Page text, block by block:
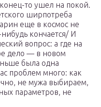
то ушел на покой.
ширпотреба
еще в космос не
кончается/ И
вопрос: а где на
дело — в новом
была одна
проблем много: как
не мужа выбираем,
параметров, не